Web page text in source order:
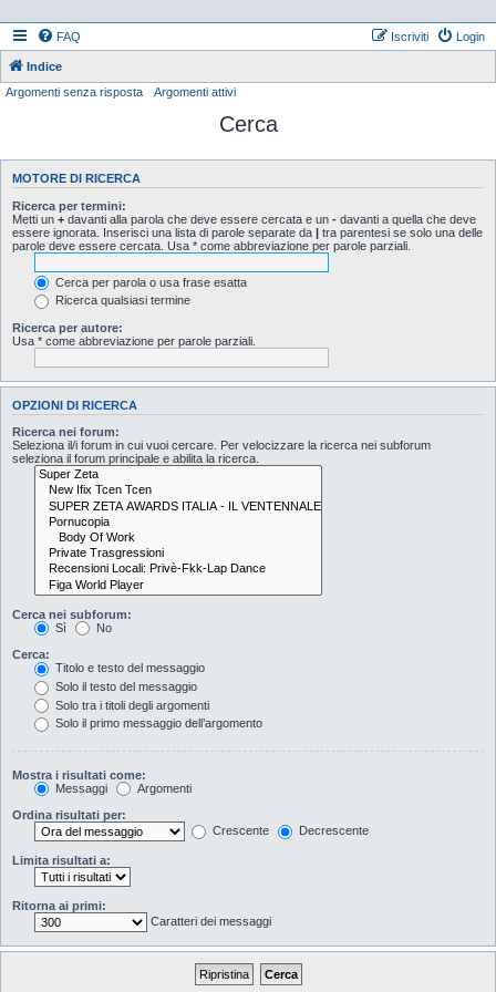
FAQ Login
Iscriviti
Indice
Argomenti senza risposta
Argomenti attivi
Cerca
MOTORE DI RICERCA
Ricerca per termini:
Metti un + davanti alla parola che deve essere cercata e un - davanti a quella che deve
essere ignorata. Inserisci una lista di parole separate da | tra parentesi se solo una delle
parole deve essere cercata. Usa * come abbreviazione per parole parziali.
Cerca per parola o usa frase esatta
Ricerca qualsiasi termine
Ricerca per autore:
Usa * come abbreviazione per parole parziali.
OPZIONI DI RICERCA
Ricerca nei forum:
Seleziona il/i forum in cui vuoi cercare. Per velocizzare la ricerca nei subforum
seleziona il forum principale e abilita la ricerca.
Cerca nei subforum:
Sì
No
Cerca:
Titolo e testo del messaggio
Solo il testo del messaggio
Solo tra i titoli degli argomenti
Solo il primo messaggio dell’argomento
Mostra i risultati come:
Messaggi
Argomenti
Ordina risultati per:
Crescente
Decrescente
Limita risultati a:
Ritorna ai primi:
Caratteri dei messaggi